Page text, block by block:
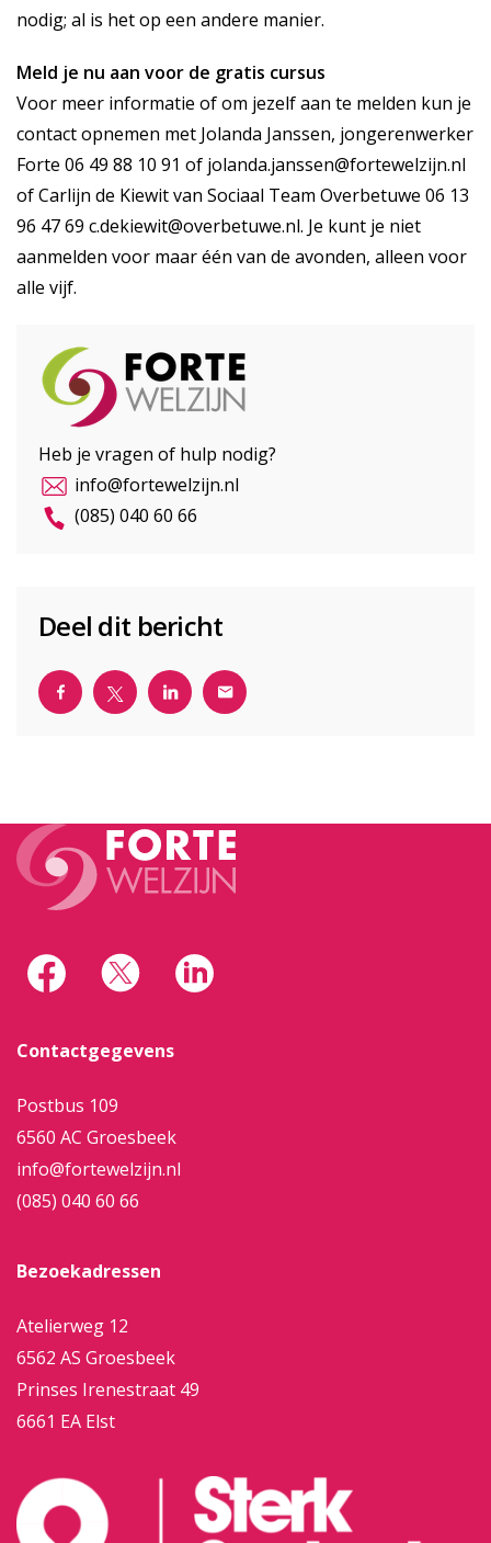
nodig; al is het op een andere manier.
Meld je nu aan voor de gratis cursus
Voor meer informatie of om jezelf aan te melden kun je
contact opnemen met Jolanda Janssen, jongerenwerker
Forte 06 49 88 10 91 of jolanda.janssen@fortewelzijn.nl
of Carlijn de Kiewit van Sociaal Team Overbetuwe 06 13
96 47 69 c.dekiewit@overbetuwe.nl. Je kunt je niet
aanmelden voor maar één van de avonden, alleen voor
alle vijf.
Heb je vragen of hulp nodig?
info@fortewelzijn.nl
(085) 040 60 66
Deel dit bericht
Contactgegevens
Postbus 109
6560 AC Groesbeek
info@fortewelzijn.nl
(085) 040 60 66
Bezoekadressen
Atelierweg 12
6562 AS Groesbeek
Prinses Irenestraat 49
6661 EA Elst